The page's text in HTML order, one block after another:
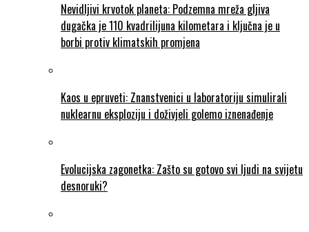
Nevidljivi krvotok planeta: Podzemna mreža gljiva
dugačka je 110 kvadrilijuna kilometara i ključna je u
borbi protiv klimatskih promjena
Kaos u epruveti: Znanstvenici u laboratoriju simulirali
nuklearnu eksploziju i doživjeli golemo iznenađenje
Evolucijska zagonetka: Zašto su gotovo svi ljudi na svijetu
desnoruki?